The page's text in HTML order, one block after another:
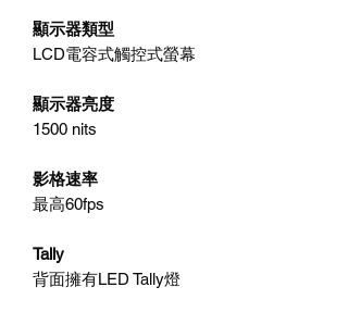
顯示器類型
LCD電容式觸控式螢幕
顯示器亮度
1500 nits
影格速率
最高60fps
Tally
背面擁有LED Tally燈